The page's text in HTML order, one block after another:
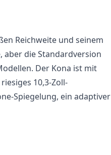
Reichweite und seinem
aber die Standardversion
Der Kona ist mit
10,3-Zoll-
Spiegelung, ein adaptiver